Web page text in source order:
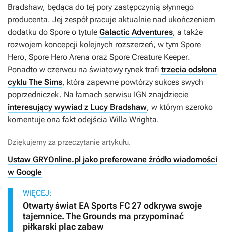
Bradshaw, będąca do tej pory zastępczynią słynnego
producenta. Jej zespół pracuje aktualnie nad ukończeniem
dodatku do Spore o tytule Galactic Adventures, a także
rozwojem koncepcji kolejnych rozszerzeń, w tym Spore
Hero, Spore Hero Arena oraz Spore Creature Keeper.
Ponadto w czerwcu na światowy rynek trafi trzecia odsłona
cyklu The Sims, która zapewne powtórzy sukces swych
poprzedniczek. Na łamach serwisu IGN znajdziecie
interesujący wywiad z Lucy Bradshaw, w którym szeroko
komentuje ona fakt odejścia Willa Wrighta.
Dziękujemy za przeczytanie artykułu.
Ustaw GRYOnline.pl jako preferowane źródło wiadomości
w Google
WIĘCEJ:
Otwarty świat EA Sports FC 27 odkrywa swoje
tajemnice. The Grounds ma przypominać
piłkarski plac zabaw